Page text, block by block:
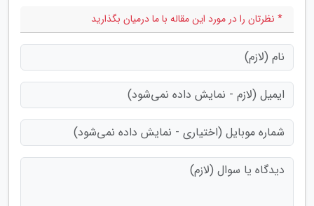
* نظرتان را در مورد این مقاله با ما درمیان بگذارید